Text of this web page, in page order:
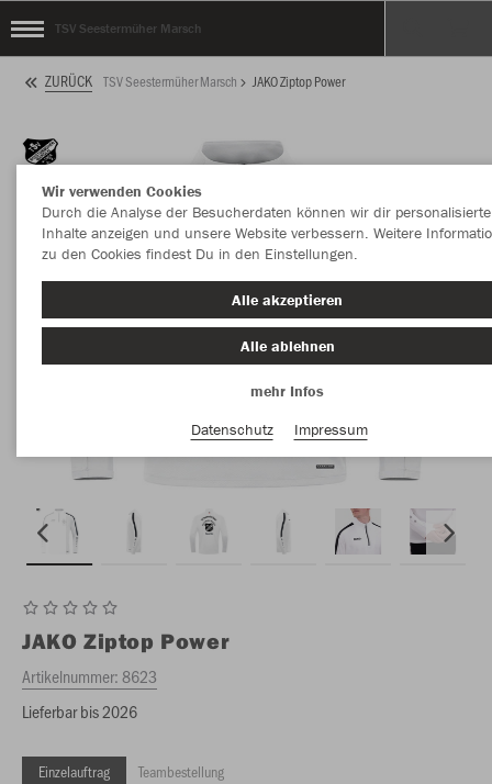
TSV Seestermüher Marsch
ZURÜCK TSV Seestermüher Marsch JAKO Ziptop Power
JAKO Ziptop Power
Artikelnummer:8623
Lieferbar bis 2026
Einzelauftrag Teambestellung
Wir verwenden Cookies
Durch die Analyse der Besucherdaten können wir dir personalisierte
Inhalte anzeigen und unsere Website verbessern. Weitere
zu den Cookies findest Du in den Einstellungen.
Alle akzeptieren
Alle ablehnen
mehr Infos
Datenschutz
Impressum